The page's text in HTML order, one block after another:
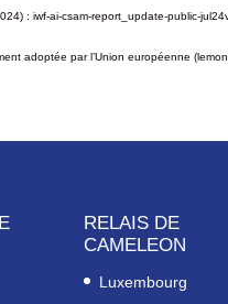
:iwf-ai-csam-report_update-public-
adoptée par l’Union européenne
RELAIS DE
CAMELEON
Luxembourg